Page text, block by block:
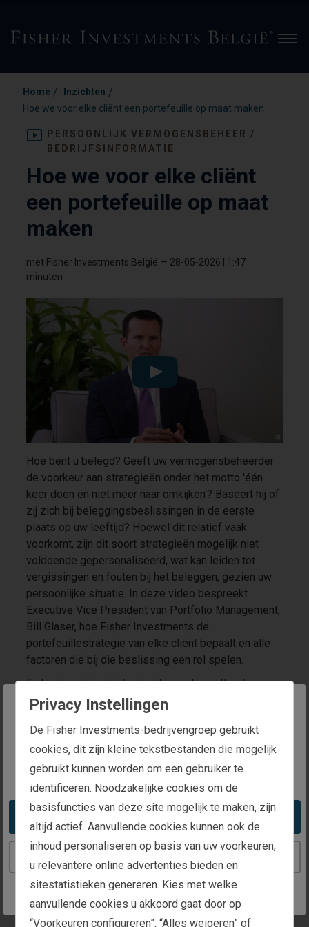
The website you are trying to reach is
intended for investors in Belgium
You appear to be in the United States
Take me to the United States website
Home / Inzichten /
Hoe we voor elke cliënt een portefeuille op maat maken
PERSOONLIJK VERMOGENSBEHEER /
BEDRIJFSINFORMATIE
Hoe we voor elke cliënt
een portefeuille op maat
maken
met Fisher Investments België — 28-05-2026
| 1:47
minuten
Hoe bent u belegd? Geeft uw vermogensbeheerder
de voorkeur aan strategieën onder het motto 'één
keer doen en niet meer naar omkijken'? Baseert hij of
zij zich bij beleggingsbeslissingen in de eerste
plaats op uw leeftijd? Hoewel dit relatief vaak
voorkomt, zijn dit soort strategieën mogelijk niet
voldoende gepersonaliseerd, wat kan leiden tot
vergissingen en fouten bij het beleggen, gezien uw
persoonlijke situatie. In deze video bespreekt
Executive Vice President van Portfolio Management,
Bill Glaser, hoe Fisher Investments de
portefeuillestrategie van elke cliënt bepaalt en alle
factoren die bij die beslissing een rol spelen.
Fisher Investments hanteert een alomvattende
aanpak waarbij voor elke cliënt rekening wordt
gehouden met zijn of haar doelstellingen,
beleggingshorizon, kasstroombehoeften, fiscale
overwegingen, externe beleggingen, risicotolerantie
en andere factoren. Veel vermogensbeheerders
zullen eenvoudigweg een portefeuille samenstellen
echter te veel gefocust bent op één aspect, kan dit
ertoe leiden dat de portefeuille niet op uw
persoonlijke situatie is afgestemd of andere
belangrijke factoren worden genegeerd. Op basis van
onze rigoureuze en grondige aanpak creëren we een
portefeuille die, gezien alle informatie die we tijdens
Privacy Instellingen
De Fisher Investments-bedrijvengroep gebruikt
cookies, dit zijn kleine tekstbestanden die mogelijk
gebruikt kunnen worden om een gebruiker te
identificeren. Noodzakelijke cookies om de
basisfuncties van deze site mogelijk te maken, zijn
altijd actief. Aanvullende cookies kunnen ook de
inhoud personaliseren op basis van uw voorkeuren,
u relevantere online advertenties bieden en
sitestatistieken genereren. Kies met welke
aanvullende cookies u akkoord gaat door op
“Voorkeuren configureren”, “Alles weigeren” of